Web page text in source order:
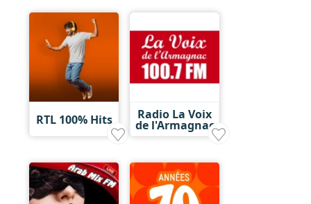
RTL 100% Hits Radio La Voix
de l'Armagnac